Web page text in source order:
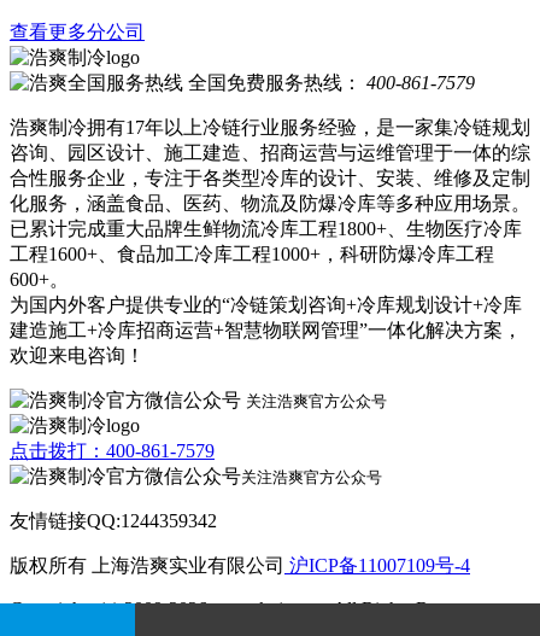
查看更多分公司
全国免费服务热线： 400-861-7579
浩爽制冷拥有17年以上冷链行业服务经验，是一家集冷链规划
咨询、园区设计、施工建造、招商运营与运维管理于一体的综
合性服务企业，专注于各类型冷库的设计、安装、维修及定制
化服务，涵盖食品、医药、物流及防爆冷库等多种应用场景。
已累计完成重大品牌生鲜物流冷库工程1800+、生物医疗冷库
工程1600+、食品加工冷库工程1000+，科研防爆冷库工程
600+。
为国内外客户提供专业的“冷链策划咨询+冷库规划设计+冷库
建造施工+冷库招商运营+智慧物联网管理”一体化解决方案，
欢迎来电咨询！
关注浩爽官方公众号
点击拨打：400-861-7579
关注浩爽官方公众号
友情链接QQ:1244359342
版权所有 上海浩爽实业有限公司 沪ICP备11007109号-4
Copyrights (c) 2009-2026 www.kvjv.com All Rights Reserve.